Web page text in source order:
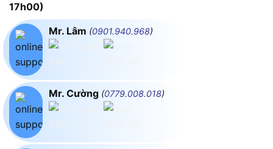
17h00)
Mr. Lâm (0901.940.968)
Mr. Cường (0779.008.018)